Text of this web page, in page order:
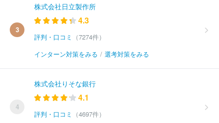
3
株式会社日立製作所
4.3
評判・口コミ
（7274件）
インターン対策をみる / 選考対策をみる
4
株式会社りそな銀行
4.1
評判・口コミ
（4697件）